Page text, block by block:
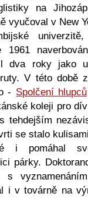
na
vyučoval v New
dva roky jako
V této době
- Spolčení hlupců
koleji pro
tehdejším
se stalo
i pomáhal
párky.
s
i v továrně na